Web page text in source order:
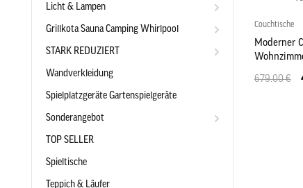
Licht & Lampen
Grillkota Sauna Camping Whirlpool
STARK REDUZIERT
Wandverkleidung
Spielplatzgeräte Gartenspielgeräte
Sonderangebot
TOP SELLER
Spieltische
Teppich & Läufer
Couchtische
Moderner
679.00 €